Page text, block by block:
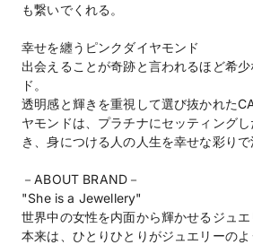
も繋いでくれる。
幸せを纏うピンクダイヤモンド
出会えることが奇跡と言われるほど希
ド。
透明感と輝きを重視して選び抜かれた
ヤモンドは、プラチナにセッティング
き、身につける人の人生を幸せな彩りで
－ABOUT BRAND－
"She is a Jewellery"
世界中の女性を内面から輝かせるジュエ
本来は、ひとりひとりがジュエリーの